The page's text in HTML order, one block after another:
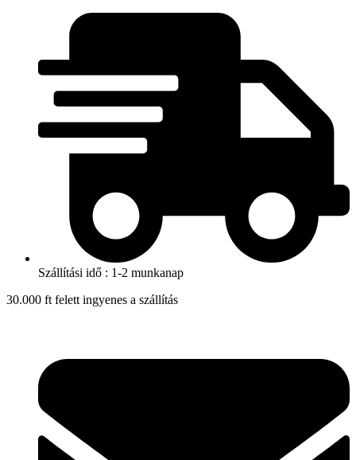
Szállítási idő : 1-2 munkanap
30.000 ft felett ingyenes a szállítás